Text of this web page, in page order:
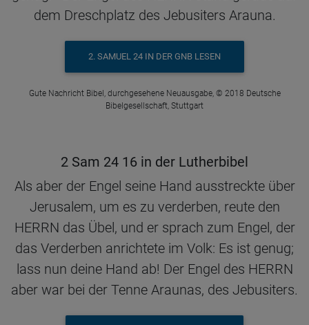
dem Dreschplatz des Jebusiters Arauna.
2. SAMUEL 24 IN DER GNB LESEN
Gute Nachricht Bibel, durchgesehene Neuausgabe, © 2018 Deutsche
Bibelgesellschaft, Stuttgart
2 Sam 24 16 in der Lutherbibel
Als aber der Engel seine Hand ausstreckte über
Jerusalem, um es zu verderben, reute den
HERRN das Übel, und er sprach zum Engel, der
das Verderben anrichtete im Volk: Es ist genug;
lass nun deine Hand ab! Der Engel des HERRN
aber war bei der Tenne Araunas, des Jebusiters.